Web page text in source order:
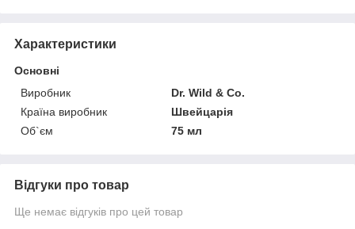
Характеристики
Основні
Виробник
Dr. Wild & Co.
Країна виробник
Швейцарія
Об`єм
75 мл
Відгуки про товар
Ще немає відгуків про цей товар